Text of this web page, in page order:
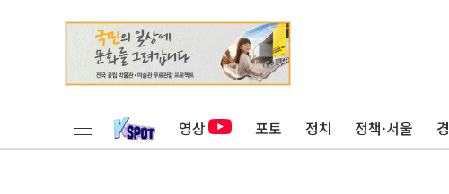
영상 포토 정치 정책·서울